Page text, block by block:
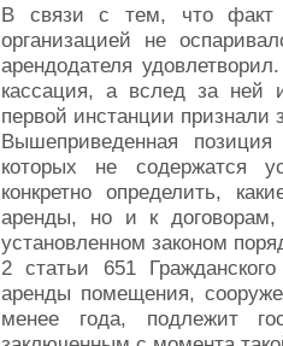
В связи с тем, что факт
организацией не
арендодателя
кассация, а вслед за
первой инстанции
Вышеприведенная
которых не содержатся
конкретно определить,
аренды, но и к договорам,
установленном законом
2 статьи 651
аренды помещения,
менее года, подлежит